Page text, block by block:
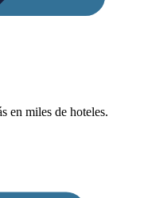
en miles de hoteles.